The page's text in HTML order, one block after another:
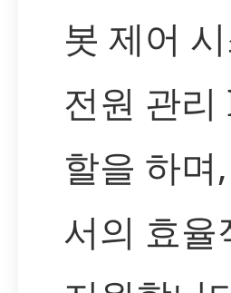
봇 제어
전원 관리
할을 하
서의 효율